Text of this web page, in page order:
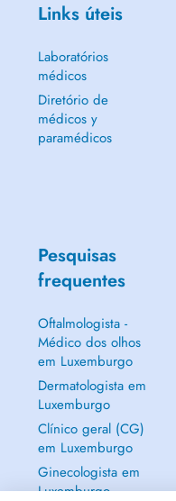
Links úteis
Laboratórios
médicos
Diretório de
médicos y
paramédicos
Pesquisas
frequentes
Oftalmologista -
Médico dos olhos
em Luxemburgo
Dermatologista em
Luxemburgo
Clínico geral (CG)
em Luxemburgo
Ginecologista em
Luxemburgo